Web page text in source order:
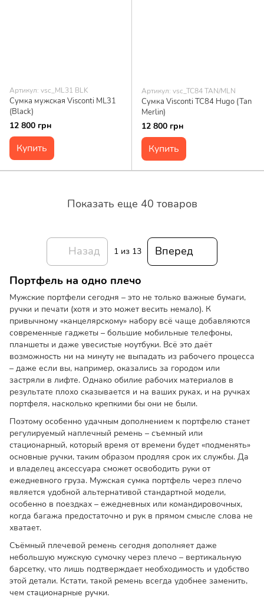
Артикул: vsc_ML31 BLK
Сумка мужская Visconti ML31
(Black)
12 800 грн
Купить
Артикул: vsc_TC84 TAN/MLN
Сумка Visconti TC84 Hugo (Tan
Merlin)
12 800 грн
Купить
Показать еще 40 товаров
Назад 1 из 13 Вперед
Портфель на одно плечо
Мужские портфели сегодня – это не только важные бумаги,
ручки и печати (хотя и это может весить немало). К
привычному «канцелярскому» набору всё чаще добавляются
современные гаджеты – большие мобильные телефоны,
планшеты и даже увесистые ноутбуки. Всё это даёт
возможность ни на минуту не выпадать из рабочего процесса
– даже если вы, например, оказались за городом или
застряли в лифте. Однако обилие рабочих материалов в
результате плохо сказывается и на ваших руках, и на ручках
портфеля, насколько крепкими бы они не были.
Поэтому особенно удачным дополнением к портфелю станет
регулируемый наплечный ремень – съемный или
стационарный, который время от времени будет «подменять»
основные ручки, таким образом продляя срок их службы. Да
и владелец аксессуара сможет освободить руки от
ежедневного груза. Мужская сумка портфель через плечо
является удобной альтернативой стандартной модели,
особенно в поездках – ежедневных или командировочных,
когда багажа предостаточно и рук в прямом смысле слова не
хватает.
Съёмный плечевой ремень сегодня дополняет даже
небольшую мужскую сумочку через плечо – вертикальную
барсетку, что лишь подтверждает необходимость и удобство
этой детали. Кстати, такой ремень всегда удобнее заменить,
чем стационарные ручки.